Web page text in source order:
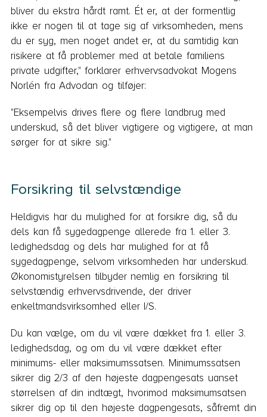
bliver du ekstra hårdt ramt. Ét er, at der formentlig
ikke er nogen til at tage sig af virksomheden, mens
du er syg, men noget andet er, at du samtidig kan
risikere at få problemer med at betale familiens
private udgifter," forklarer erhvervsadvokat Mogens
Norlén fra Advodan og tilføjer:
"Eksempelvis drives flere og flere landbrug med
underskud, så det bliver vigtigere og vigtigere, at man
sørger for at sikre sig."
Forsikring til selvstændige
Heldigvis har du mulighed for at forsikre dig, så du
dels kan få sygedagpenge allerede fra 1. eller 3.
ledighedsdag og dels har mulighed for at få
sygedagpenge, selvom virksomheden har underskud.
Økonomistyrelsen tilbyder nemlig en forsikring til
selvstændig erhvervsdrivende, der driver
enkeltmandsvirksomhed eller I/S.
Du kan vælge, om du vil være dækket fra 1. eller 3.
ledighedsdag, og om du vil være dækket efter
minimums- eller maksimumssatsen. Minimumssatsen
sikrer dig 2/3 af den højeste dagpengesats uanset
størrelsen af din indtægt, hvorimod maksimumsatsen
sikrer dig op til den højeste dagpengesats, såfremt din